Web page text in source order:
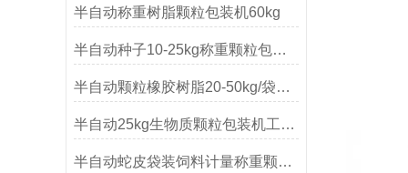
半自动称重树脂颗粒包装机60kg
半自动种子10-25kg称重颗粒包装机
半自动颗粒橡胶树脂20-50kg/袋包装机
半自动25kg生物质颗粒包装机工作原理
半自动蛇皮袋装饲料计量称重颗粒包装机